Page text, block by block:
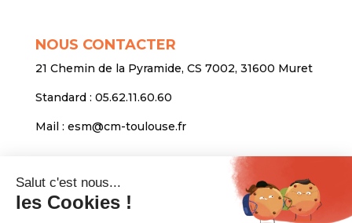
NOUS CONTACTER
21 Chemin de la Pyramide, CS 7002, 31600 Muret
Standard : 05.62.11.60.60
Mail : esm@cm-toulouse.fr
INFORMATIONS
Mentions légales